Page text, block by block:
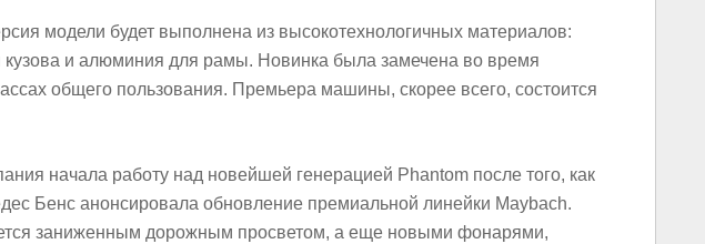
модели будет выполнена из высокотехнологичных материалов:
кузова и алюминия для рамы. Новинка была замечена во время
общего пользования. Премьера машины, скорее всего, состоится
начала работу над новейшей генерацией Phantom после того, как
Бенс анонсировала обновление премиальной линейки Maybach.
заниженным дорожным просветом, а еще новыми фонарями,